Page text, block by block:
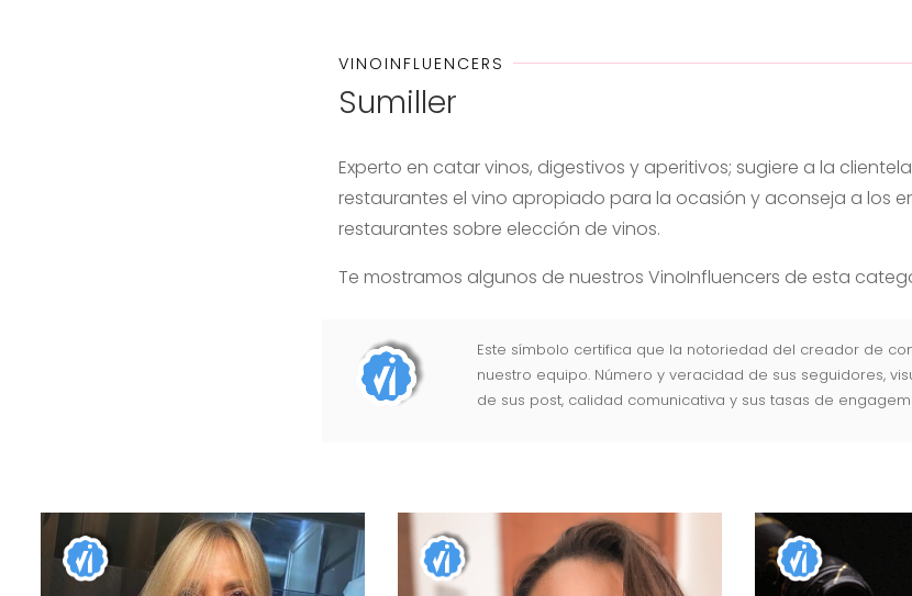
VINOINFLUENCERS
Sumiller
Experto en catar vinos, digestivos y aperitivos; sugiere a la
restaurantes el vino apropiado para la ocasión y aconseja a los
restaurantes sobre elección de vinos.
Te mostramos algunos de nuestros VinoInfluencers de esta
Este símbolo certifica que la notoriedad del creador de
nuestro equipo. Número y veracidad de sus seguidores,
de sus post, calidad comunicativa y sus tasas de